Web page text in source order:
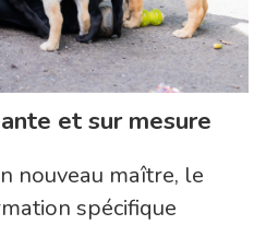
et sur mesure
nouveau maître, le
spécifique